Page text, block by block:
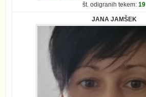
št. odigranih tekem:19
JANA JAMŠEK